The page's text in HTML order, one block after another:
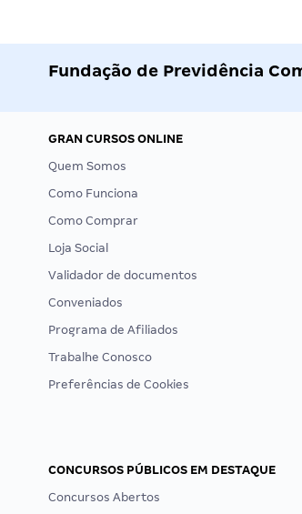
Fundação de Previdência
GRAN CURSOS ONLINE
Quem Somos
Como Funciona
Como Comprar
Loja Social
Validador de documentos
Conveniados
Programa de Afiliados
Trabalhe Conosco
Preferências de Cookies
CONCURSOS PÚBLICOS EM DESTAQUE
Concursos Abertos